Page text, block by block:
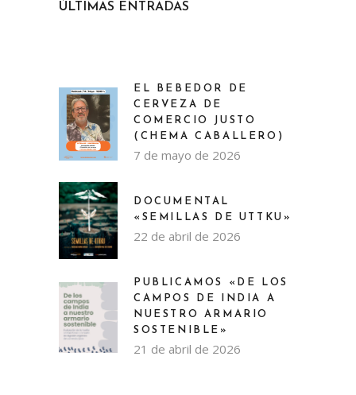
ÚLTIMAS ENTRADAS
EL BEBEDOR DE
CERVEZA DE
COMERCIO JUSTO
(CHEMA CABALLERO)
7 de mayo de 2026
DOCUMENTAL
«SEMILLAS DE UTTKU»
22 de abril de 2026
PUBLICAMOS «DE LOS
CAMPOS DE INDIA A
NUESTRO ARMARIO
SOSTENIBLE»
21 de abril de 2026